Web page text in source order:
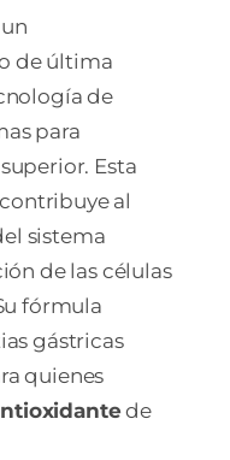
de última
de
para
Esta
al
sistema
de las células
fórmula
gástricas
quienes
de